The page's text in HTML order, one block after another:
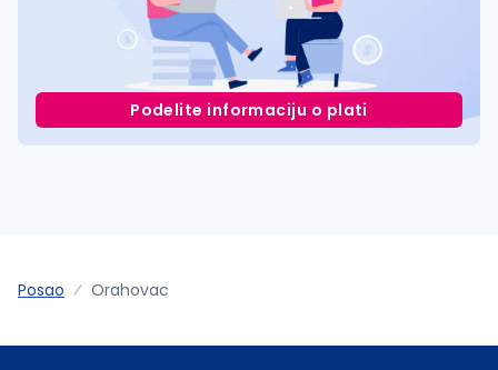
Podelite informaciju o plati
Posao Orahovac